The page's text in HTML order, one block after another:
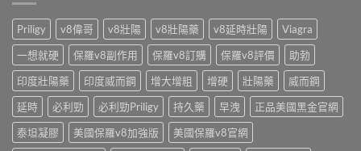
本〉
你
台
灣
怎
麼
買〉
中
師
教
你
依
需
求
挑〉
中
付
安
全
嗎？
藥
師
點
破
3
Priligy v8偉哥 v8壯陽 v8壯陽藥 v8延時壯陽
Viagra
一想就硬
保羅v8副作用 保羅v8訂購 保羅v8評價
助勃
印度壯陽藥
印度威而鋼 增大增粗 增硬 壯陽藥
威而鋼
延時
必利勁 必利勁Priligy 持久藥 早洩
正品美國黑金官網
泰坦凝膠
美國保羅v8加強版
美國保羅v8官網